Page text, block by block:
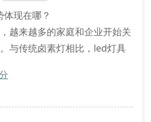
现在哪？
越来越多的家庭和企业开始关
与传统卤素灯相比，led灯具
场景。例如超市使用的筒灯模